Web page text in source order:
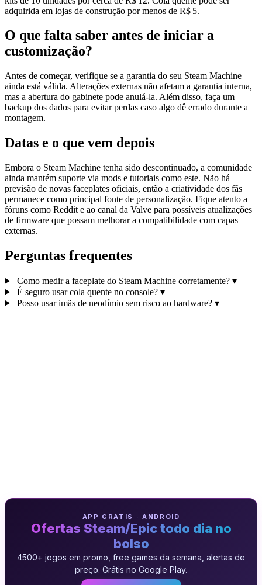
adquirida em lojas de construção por menos de R$ 5.
O que falta saber antes de iniciar a
customização?
Antes de começar, verifique se a garantia do seu Steam Machine
ainda está válida. Alterações externas não afetam a garantia interna,
mas a abertura do gabinete pode anulá‑la. Além disso, faça um
backup dos dados para evitar perdas caso algo dê errado durante a
montagem.
Datas e o que vem depois
Embora o Steam Machine tenha sido descontinuado, a comunidade
ainda mantém suporte via mods e tutoriais como este. Não há
previsão de novas faceplates oficiais, então a criatividade dos fãs
permanece como principal fonte de personalização. Fique atento a
fóruns como Reddit e ao canal da Valve para possíveis atualizações
de firmware que possam melhorar a compatibilidade com capas
externas.
Perguntas frequentes
Como medir a faceplate do Steam Machine corretamente? ▾
É seguro usar cola quente no console? ▾
Posso usar imãs de neodímio sem risco ao hardware? ▾
APP GRATIS · ANDROID
Ofertas Steam/Epic todo dia no
bolso
4500+ jogos em promo, free games da semana, alertas de
preço. Grátis no Google Play.